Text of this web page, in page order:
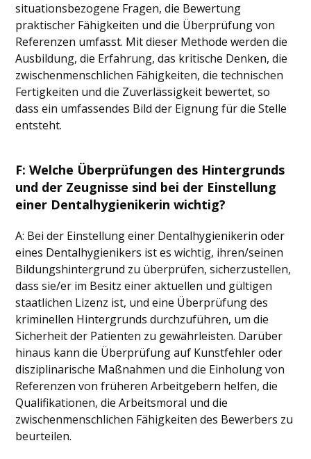
situationsbezogene Fragen, die Bewertung
praktischer Fähigkeiten und die Überprüfung von
Referenzen umfasst. Mit dieser Methode werden die
Ausbildung, die Erfahrung, das kritische Denken, die
zwischenmenschlichen Fähigkeiten, die technischen
Fertigkeiten und die Zuverlässigkeit bewertet, so
dass ein umfassendes Bild der Eignung für die Stelle
entsteht.
F: Welche Überprüfungen des Hintergrunds
und der Zeugnisse sind bei der Einstellung
einer Dentalhygienikerin wichtig?
A: Bei der Einstellung einer Dentalhygienikerin oder
eines Dentalhygienikers ist es wichtig, ihren/seinen
Bildungshintergrund zu überprüfen, sicherzustellen,
dass sie/er im Besitz einer aktuellen und gültigen
staatlichen Lizenz ist, und eine Überprüfung des
kriminellen Hintergrunds durchzuführen, um die
Sicherheit der Patienten zu gewährleisten. Darüber
hinaus kann die Überprüfung auf Kunstfehler oder
disziplinarische Maßnahmen und die Einholung von
Referenzen von früheren Arbeitgebern helfen, die
Qualifikationen, die Arbeitsmoral und die
zwischenmenschlichen Fähigkeiten des Bewerbers zu
beurteilen.